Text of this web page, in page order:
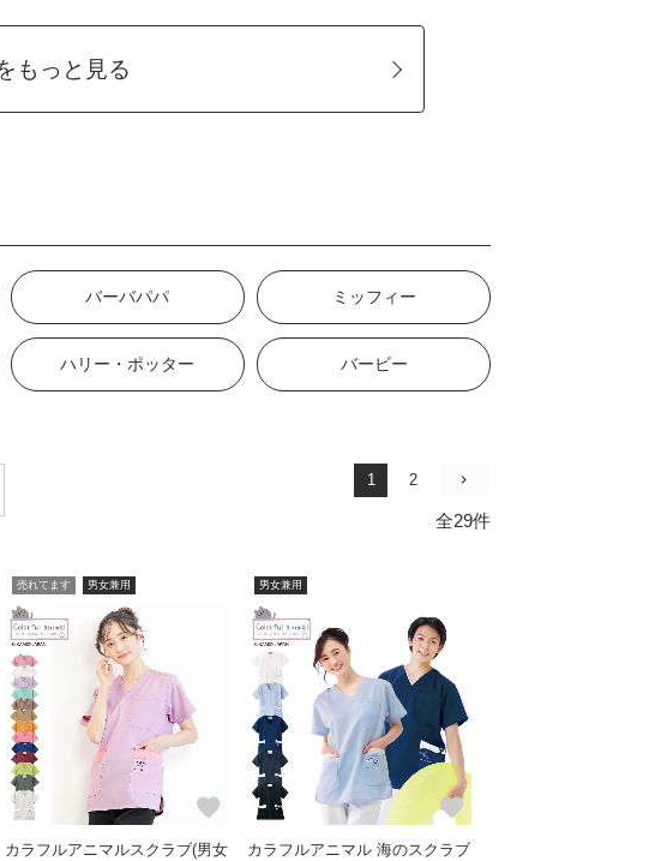
もっと見る
バーバパパ ミッフィー
ハリー・ポッター バービー
1 2
全29件
売れてます 男女兼用
favorite
カラフルアニマルスクラブ(男女
男女兼用
favorite
カラフルアニマル 海のスクラブ